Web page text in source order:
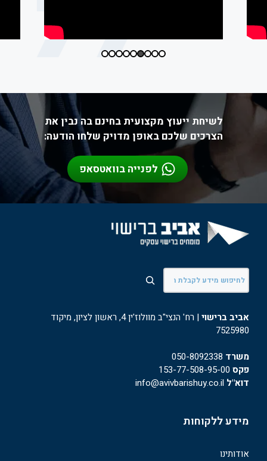
לשיחת ייעוץ מקצועית בחינם בה נבין את
הצרכים שלכם באופן מדויק שלחו הודעה:
לפנייה בוואטסאפ
חיפוש
אביב ברישוי
| רח' הנצי"ב מוולוז'ין 4, ראשון לציון, מיקוד
7525980
משרד 050-8092338
פקס
דוא"ל
מידע ללקוחות
אודותינו